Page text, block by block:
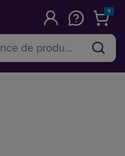
0